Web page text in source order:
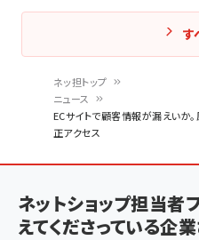
く
ず
ネッ担トップ
ニュース
ECサイトで顧客情報が漏えいか
正アクセス
す
ネットショップ担当者
えてくださっている企